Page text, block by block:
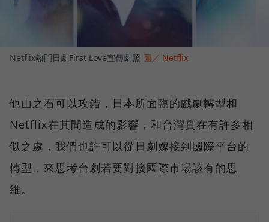
Netflix熱門日劇First Love宣傳劇照 圖／ Netflix
他山之石可以攻錯，日本所面臨的戲劇轉型和
Netflix在其間造成的影響，和台灣實在有許多相
似之處，我們也許可以從日劇嫁接到國際平台的
轉型，來思考台劇若要對接國際市場該有的思
維。